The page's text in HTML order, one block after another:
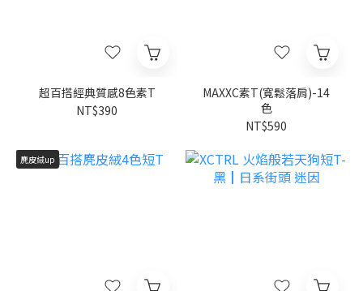
超百搭經典質感8色素T
NT$390
MAXXC素T(寬鬆落肩)-14
色
NT$590
麂皮絨up